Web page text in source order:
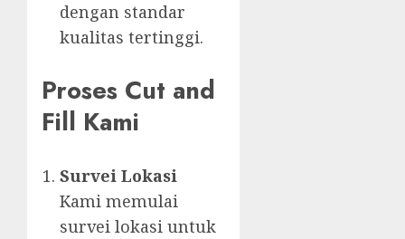
dengan standar
kualitas tertinggi.
Proses Cut and
Fill Kami
Survei Lokasi
Kami memulai
survei lokasi untuk